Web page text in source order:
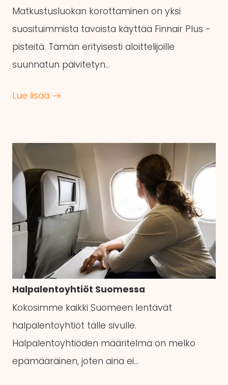
Matkustusluokan korottaminen on yksi
suosituimmista tavoista käyttää Finnair Plus -
pisteitä. Tämän erityisesti aloittelijoille
suunnatun päivitetyn…
Lue lisää
Halpalentoyhtiöt Suomessa
Kokosimme kaikki Suomeen lentävät
halpalentoyhtiöt tälle sivulle.
Halpalentoyhtiöden määritelmä on melko
epämääräinen, joten aina ei…